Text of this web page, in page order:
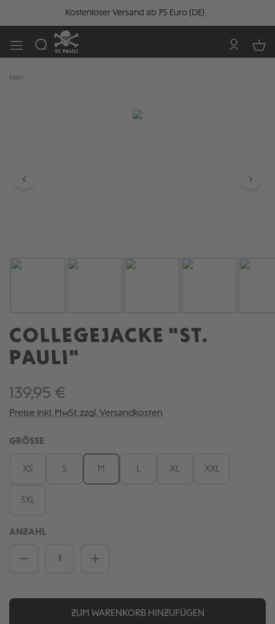
Kostenloser Versand ab 75 Euro (DE)
Neu
COLLEGEJACKE "ST.
PAULI"
139,95 €
Preise inkl. MwSt. zzgl. Versandkosten
GRÖSSE
XS S M XL XXL
3XL
ANZAHL
Produkt Anzahl: Gib den gewünschten
ZUM WARENKORB HINZUFÜGEN